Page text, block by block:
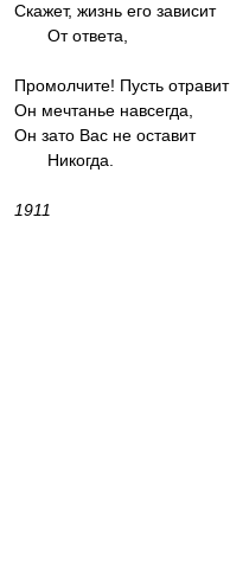
Скажет, жизнь его зависит
От ответа,
Промолчите! Пусть отравит
Он мечтанье навсегда,
Он зато Вас не оставит
Никогда.
1911